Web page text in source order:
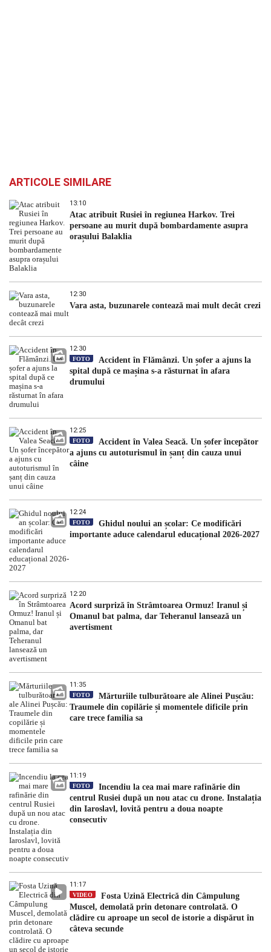
ARTICOLE SIMILARE
13:10
Atac atribuit Rusiei în regiunea Harkov. Trei
persoane au murit după bombardamente asupra
orașului Balaklia
12:30
Vara asta, buzunarele contează mai mult decât crezi
12:30
FOTO
Accident în Flămânzi. Un șofer a ajuns la
spital după ce mașina s-a răsturnat în afara
drumului
12:25
FOTO
Accident în Valea Seacă. Un șofer începător
a ajuns cu autoturismul în șanț din cauza unui
câine
12:24
FOTO
Ghidul noului an școlar: Ce modificări
importante aduce calendarul educațional 2026-2027
12:20
Acord surpriză în Strâmtoarea Ormuz! Iranul și
Omanul bat palma, dar Teheranul lansează un
avertisment
11:35
FOTO
Mărturiile tulburătoare ale Alinei Pușcău:
Traumele din copilărie și momentele dificile prin
care trece familia sa
11:19
FOTO
Incendiu la cea mai mare rafinărie din
centrul Rusiei după un nou atac cu drone. Instalația
din Iaroslavl, lovită pentru a doua noapte
consecutiv
11:17
VIDEO
Fosta Uzină Electrică din Câmpulung
Muscel, demolată prin detonare controlată. O
clădire cu aproape un secol de istorie a dispărut în
câteva secunde